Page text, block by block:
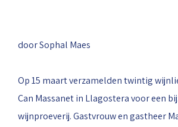
door Sophal Maes
Op 15 maart verzamelden twintig
Can Massanet in Llagostera voor een
wijnproeverij. Gastvrouw en gastheer